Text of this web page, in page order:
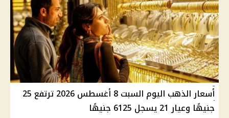
أسعار الذهب اليوم السبت 8 أغسطس 2026 ترتفع 25
جنيهًا وعيار 21 يسجل 6125 جنيهًا